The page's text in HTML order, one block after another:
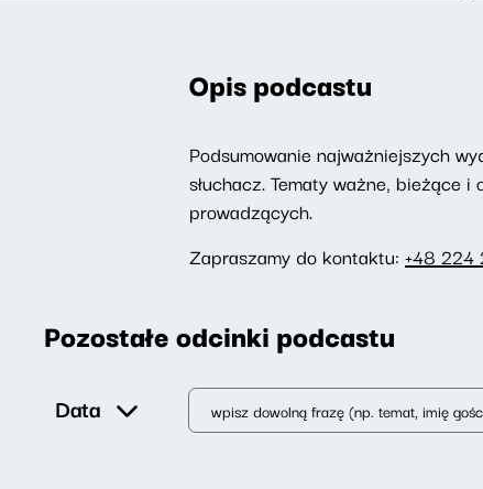
Opis podcastu
Podsumowanie najważniejszych
słuchacz. Tematy ważne, bieżące
prowadzących.
Zapraszamy do kontaktu: +48
Pozostałe odcinki podcastu
Data